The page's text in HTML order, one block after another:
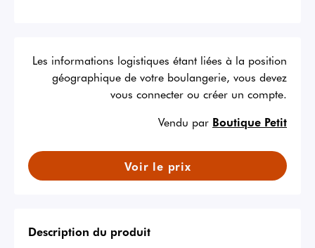
Les informations logistiques étant liées à la position
géographique de votre boulangerie, vous devez
vous connecter ou créer un compte.
Vendu par Boutique Petit
Voir le prix
Description du produit